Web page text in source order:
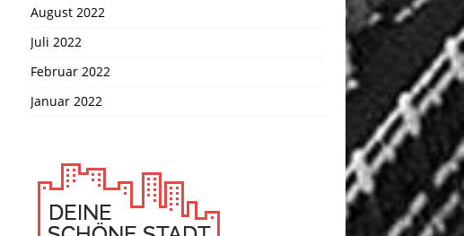
August 2022
Juli 2022
Februar 2022
Januar 2022